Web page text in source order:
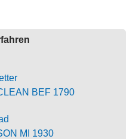
BEF 1790
MI 1930